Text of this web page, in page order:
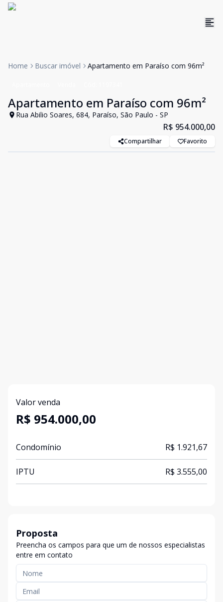
Home Buscar imóvel Apartamento em Paraíso com 96m²
Apartamento em Paraíso com 96m²
Rua Abilio Soares, 684, Paraíso, São Paulo - SP
R$ 954.000,00
Compartilhar Favorito
Valor venda
R$ 954.000,00
Condomínio R$ 1.921,67
IPTU R$ 3.555,00
Proposta
Preencha os campos para que um de nossos especialistas
entre em contato